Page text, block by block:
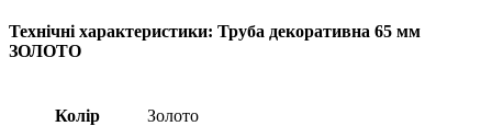
Технічні характеристики: Труба декоративна 65 мм
ЗОЛОТО
Колір Золото